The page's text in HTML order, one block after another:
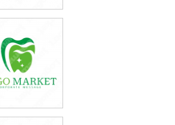
49,800円
(税込54,780円)